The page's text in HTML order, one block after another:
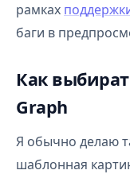
рамках
баги в
Как
Graph
Я обычно делаю
шаблонная